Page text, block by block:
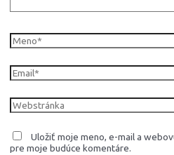
Meno*
Email*
Webstránka
Uložiť moje meno, e-mail a
pre moje budúce komentáre.